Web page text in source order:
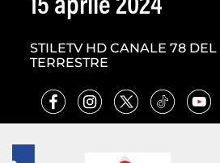
15 aprile 2024
STILETV HD CANALE 78 DEL
TERRESTRE